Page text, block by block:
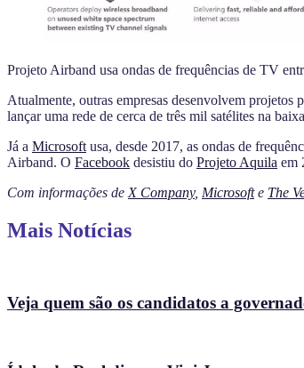
Projeto Airband usa ondas de frequências de TV
Atualmente, outras empresas desenvolvem projetos
lançar uma rede de cerca de três mil satélites na
Já a Microsoft usa, desde 2017, as ondas de
Airband. O Facebook desistiu do Projeto Aquila em
Com informações de X Company, Microsofte The
Mais Notícias
Veja quem são os candidatos a